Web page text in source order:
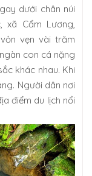
dưới chân núi
xã Cẩm Lương,
vẹn vài trăm
con cá nặng
khác nhau. Khi
Người dân nơi
điểm du lịch nổi